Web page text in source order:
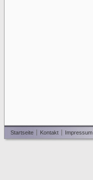
Startseite Kontakt Impressum